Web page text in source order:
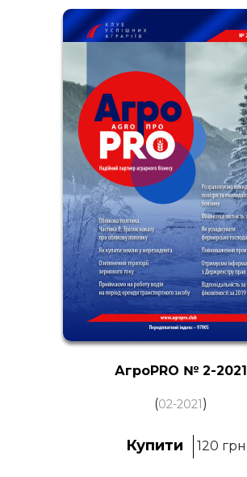
АгроPRO № 2-2021
(02-2021)
Купити 120 грн